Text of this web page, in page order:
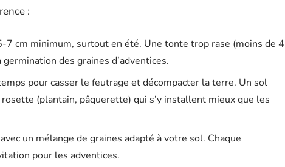
:
7 cm minimum, surtout en été. Une tonte trop rase (moins de 4
des graines d’adventices.
pour casser le feutrage et décompacter la terre. Un sol
(plantain, pâquerette) qui s’y installent mieux que les
un mélange de graines adapté à votre sol. Chaque
pour les adventices.